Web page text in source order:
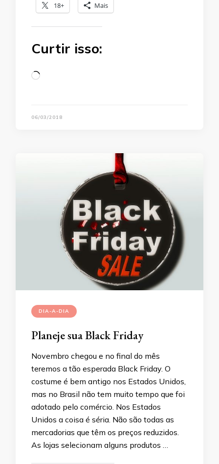
18+ Mais
Curtir isso:
Loading…
06/03/2018
DIA-A-DIA
Planeje sua Black Friday
Novembro chegou e no final do mês
teremos a tão esperada Black Friday. O
costume é bem antigo nos Estados Unidos,
mas no Brasil não tem muito tempo que foi
adotado pelo comércio. Nos Estados
Unidos a coisa é séria. Não são todas as
mercadorias que têm os preços reduzidos.
As lojas selecionam alguns produtos …